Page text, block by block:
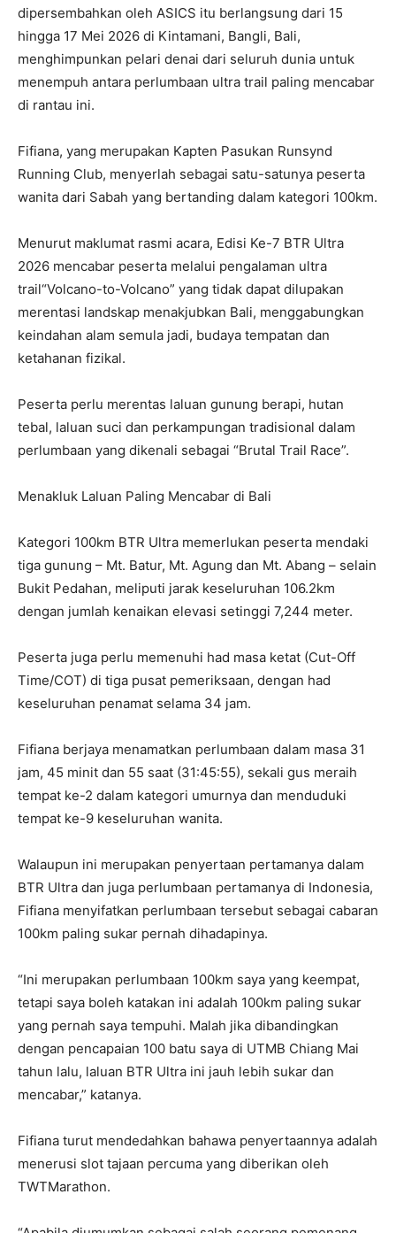
dipersembahkan oleh ASICS itu berlangsung dari 15
hingga 17 Mei 2026 di Kintamani, Bangli, Bali,
menghimpunkan pelari denai dari seluruh dunia untuk
menempuh antara perlumbaan ultra trail paling mencabar
di rantau ini.
Fifiana, yang merupakan Kapten Pasukan Runsynd
Running Club, menyerlah sebagai satu-satunya peserta
wanita dari Sabah yang bertanding dalam kategori 100km.
Menurut maklumat rasmi acara, Edisi Ke-7 BTR Ultra
2026 mencabar peserta melalui pengalaman ultra
trail“Volcano-to-Volcano” yang tidak dapat dilupakan
merentasi landskap menakjubkan Bali, menggabungkan
keindahan alam semula jadi, budaya tempatan dan
ketahanan fizikal.
Peserta perlu merentas laluan gunung berapi, hutan
tebal, laluan suci dan perkampungan tradisional dalam
perlumbaan yang dikenali sebagai “Brutal Trail Race”.
Menakluk Laluan Paling Mencabar di Bali
Kategori 100km BTR Ultra memerlukan peserta mendaki
tiga gunung – Mt. Batur, Mt. Agung dan Mt. Abang – selain
Bukit Pedahan, meliputi jarak keseluruhan 106.2km
dengan jumlah kenaikan elevasi setinggi 7,244 meter.
Peserta juga perlu memenuhi had masa ketat (Cut-Off
Time/COT) di tiga pusat pemeriksaan, dengan had
keseluruhan penamat selama 34 jam.
Fifiana berjaya menamatkan perlumbaan dalam masa 31
jam, 45 minit dan 55 saat (31:45:55), sekali gus meraih
tempat ke-2 dalam kategori umurnya dan menduduki
tempat ke-9 keseluruhan wanita.
Walaupun ini merupakan penyertaan pertamanya dalam
BTR Ultra dan juga perlumbaan pertamanya di Indonesia,
Fifiana menyifatkan perlumbaan tersebut sebagai cabaran
100km paling sukar pernah dihadapinya.
“Ini merupakan perlumbaan 100km saya yang keempat,
tetapi saya boleh katakan ini adalah 100km paling sukar
yang pernah saya tempuhi. Malah jika dibandingkan
dengan pencapaian 100 batu saya di UTMB Chiang Mai
tahun lalu, laluan BTR Ultra ini jauh lebih sukar dan
mencabar,” katanya.
Fifiana turut mendedahkan bahawa penyertaannya adalah
menerusi slot tajaan percuma yang diberikan oleh
TWTMarathon.